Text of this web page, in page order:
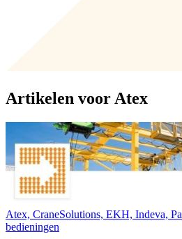
Artikelen voor Atex
Atex, CraneSolutions, EKH, Indeva,
bedieningen